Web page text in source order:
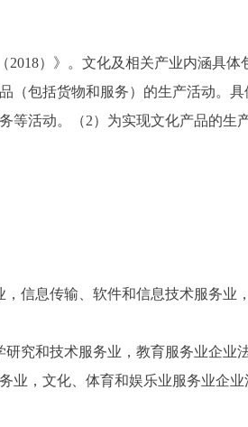
）》。文化及相关产业内涵具体
包括货物和服务）的生产活动。具
活动。（2）为实现文化产品的生
息传输、软件和信息技术服务业
和技术服务业，教育服务业企业法
，文化、体育和娱乐业服务业企业